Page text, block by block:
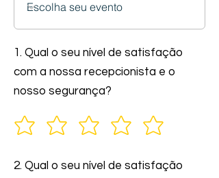
1. Qual o seu nível de satisfação
com a nossa recepcionista e o
nosso segurança?
2. Qual o seu nível de satisfação